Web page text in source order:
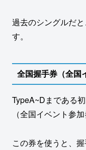
過去のシングルだ
す。
全国握手券（全国
TypeA~Dまである
（全国イベント参
この券を使うと、